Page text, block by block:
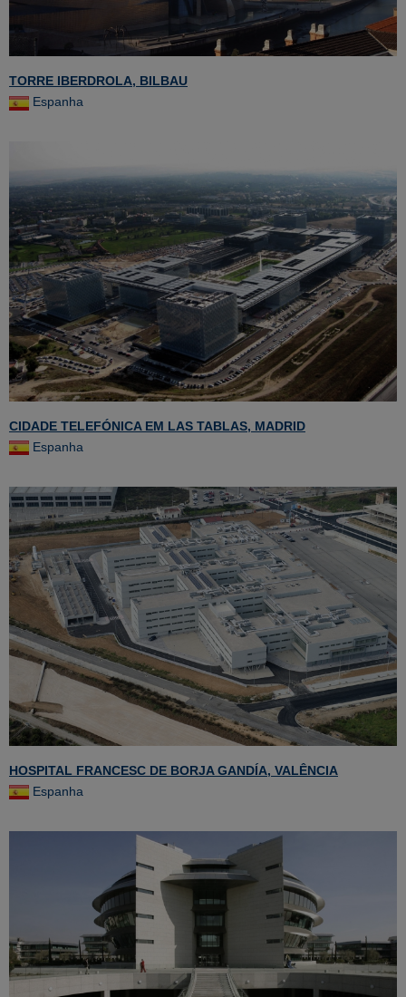
TORRE IBERDROLA, BILBAU
Espanha
CIDADE TELEFÓNICA EM LAS TABLAS, MADRID
Espanha
HOSPITAL FRANCESC DE BORJA GANDÍA, VALÊNCIA
Espanha